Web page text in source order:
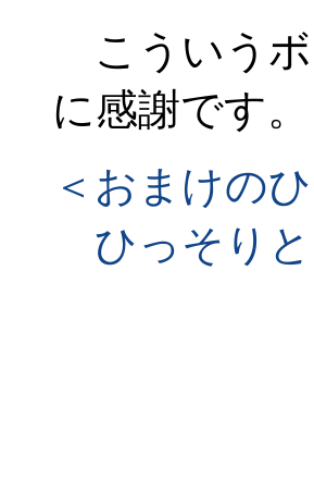
こういうボ
に感謝です。
＜おまけの
ひっそりと